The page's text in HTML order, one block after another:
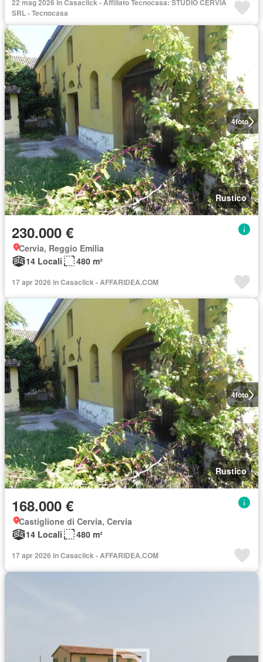
22 mag 2026 in Casaclick - Affiliato Tecnocasa: STUDIO CERVIA
SRL - Tecnocasa
4foto
Rustico
230.000 €
Cervia, Reggio Emilia
14 Locali
480 m²
17 apr 2026 in Casaclick - AFFARIDEA.COM
4foto
Rustico
168.000 €
Castiglione di Cervia, Cervia
14 Locali
480 m²
17 apr 2026 in Casaclick - AFFARIDEA.COM